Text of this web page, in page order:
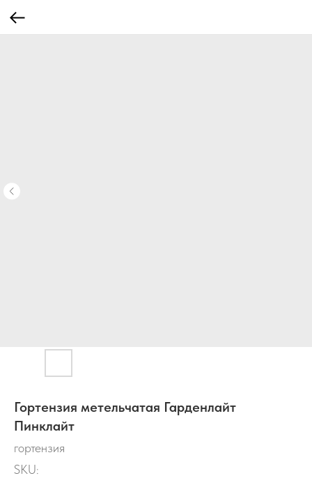
Гортензия метельчатая Гарденлайт
Пинклайт
гортензия
SKU: